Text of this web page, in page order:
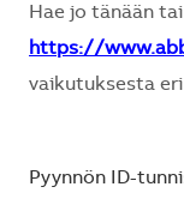
Hae jo tänään
https://
vaikutuksesta
Pyynnön ID-